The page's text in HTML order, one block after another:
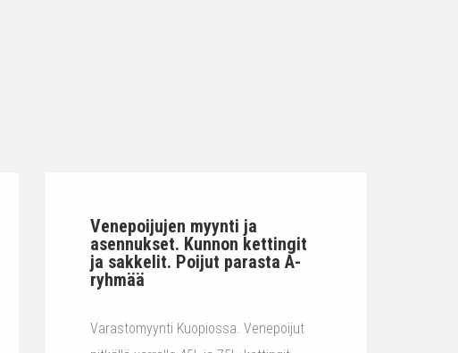
Venepoijujen myynti ja
asennukset. Kunnon kettingit
ja sakkelit. Poijut parasta A-
ryhmää
Varastomyynti Kuopiossa. Venepoijut